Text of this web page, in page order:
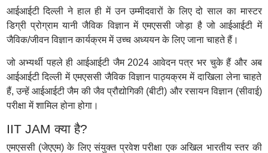
आईआईटी दिल्ली ने हाल ही में उन उम्मीदवारों के लिए दो साल का मास्टर
डिग्री प्रोग्राम यानी जैविक विज्ञान में एमएससी जोड़ा है जो आईआईटी में
जैविक/जीवन विज्ञान कार्यक्रम में उच्च अध्ययन के लिए जाना चाहते हैं।
जो अभ्यर्थी पहले ही आईआईटी जैम 2024 आवेदन पत्र भर चुके हैं और अब
आईआईटी दिल्ली में एमएससी जैविक विज्ञान पाठ्यक्रम में दाखिला लेना चाहते
हैं, उन्हें आईआईटी जैम की जैव प्रौद्योगिकी (बीटी) और रसायन विज्ञान (सीवाई)
परीक्षा में शामिल होना होगा।
IIT JAM क्या है?
एमएससी (जेएएम) के लिए संयुक्त प्रवेश परीक्षा एक अखिल भारतीय स्तर की